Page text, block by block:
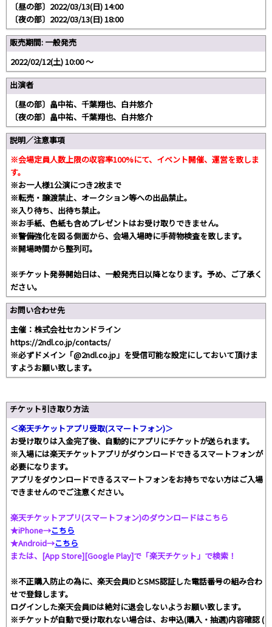
〔昼の部〕2022/03/13(日) 14:00
〔夜の部〕2022/03/13(日) 18:00
販売期間: 一般発売
2022/02/12(土) 10:00 〜
出演者
〔昼の部〕畠中祐、千葉翔也、白井悠介
〔夜の部〕畠中祐、千葉翔也、白井悠介
説明／注意事項
※会場定員人数上限の収容率100%にて、イベント開催、運営を致しま
す。
※お一人様1公演につき2枚まで
※転売・譲渡禁止、オークション等への出品禁止。
※入り待ち、出待ち禁止。
※お手紙、色紙も含めプレゼントはお受け取りできません。
※警備強化を図る側面から、会場入場時に手荷物検査を致します。
※開場時間から整列可。
※チケット発券開始日は、一般発売日以降となります。予め、ご了承く
ださい。
お問い合わせ先
主催：株式会社セカンドライン
https://2ndl.co.jp/contacts/
※必ずドメイン「@2ndl.co.jp」を受信可能な設定にしておいて頂けま
すようお願い致します。
チケット引き取り方法
＜楽天チケットアプリ受取(スマートフォン)＞
お受け取りは入金完了後、自動的にアプリにチケットが送られます。
※入場には楽天チケットアプリがダウンロードできるスマートフォンが
必要になります。
アプリをダウンロードできるスマートフォンをお持ちでない方はご入場
できませんのでご注意ください。
楽天チケットアプリ(スマートフォン)のダウンロードはこちら
★iPhone→こちら
★Android→こちら
または、[App Store][Google Play]で「楽天チケット」で検索！
※不正購入防止の為に、楽天会員IDとSMS認証した電話番号の組み合わ
せで登録します。
ログインした楽天会員IDは絶対に退会しないようお願い致します。
※チケットが自動で受け取れない場合は、お申込(購入・抽選)内容確認 (